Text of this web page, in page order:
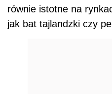
równie istotne na
jak bat tajlandzki czy